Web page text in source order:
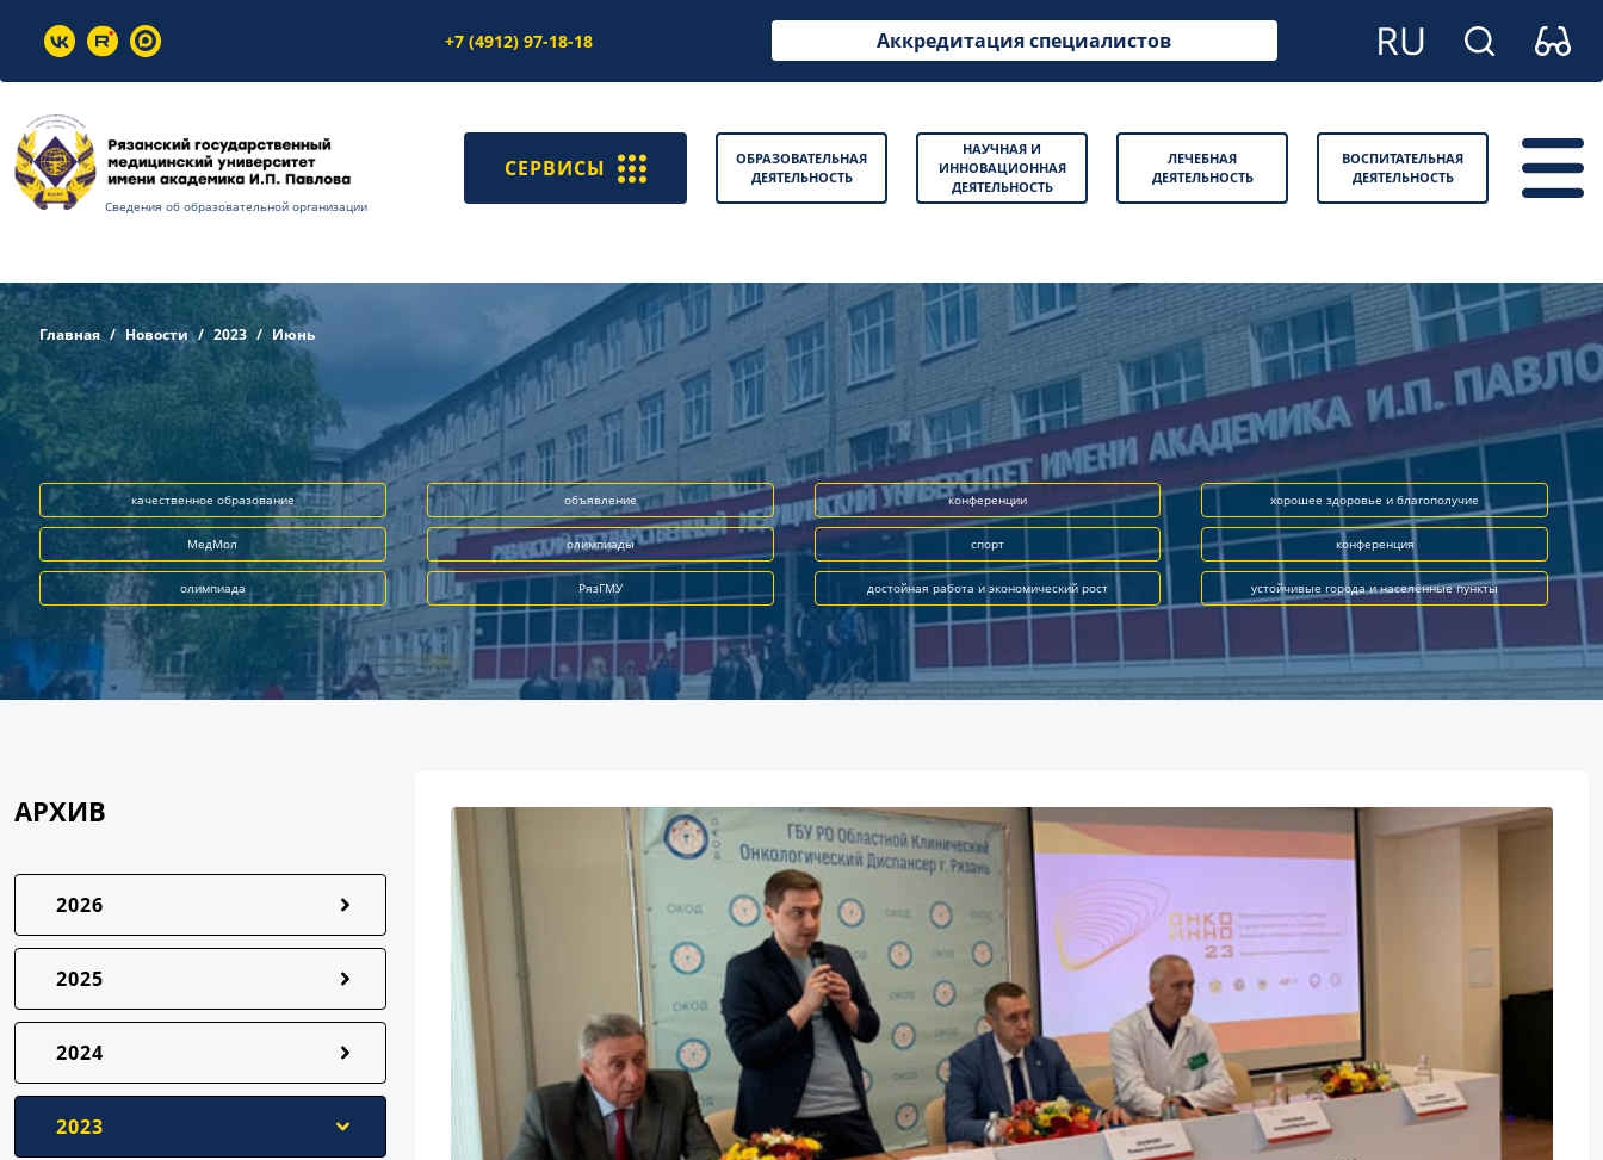
+7 (4912) 97-18-18 Аккредитация специалистов
Сведения об образовательной организации
СЕРВИСЫ
ОБРАЗОВАТЕЛЬНАЯ
ДЕЯТЕЛЬНОСТЬ
НАУЧНАЯ И
ИННОВАЦИОННАЯ
ДЕЯТЕЛЬНОСТЬ
ЛЕЧЕБНАЯ
ДЕЯТЕЛЬНОСТЬ
ВОСПИТАТЕЛЬНАЯ
ДЕЯТЕЛЬНОСТЬ
Главная Новости 2023 Июнь
качественное образование объявление конференции хорошее здоровье и благополучие
МедМол олимпиады спорт конференция
олимпиада РязГМУ достойная работа и экономический рост устойчивые города и населённые пункты
АРХИВ
2026
2025
2024
2023